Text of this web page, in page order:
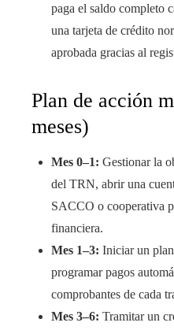
paga el saldo completo
una tarjeta de crédito
aprobada gracias al
Plan de acción
meses)
Mes 0–1: Gestionar la
del TRN, abrir una
SACCO o cooperativa
financiera.
Mes 1–3: Iniciar un
programar pagos
comprobantes de cada
Mes 3–6: Tramitar un